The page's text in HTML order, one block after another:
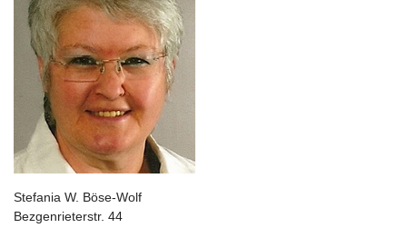
Stefania W. Böse-Wolf
Bezgenrieterstr. 44